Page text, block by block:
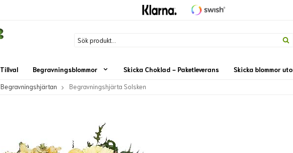
Tillval Begravningsblommor Skicka Choklad - Paketleverans Skicka blommor
Begravningshjärtan Begravningshjärta Solsken